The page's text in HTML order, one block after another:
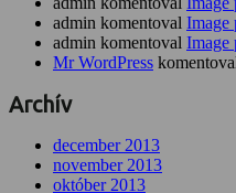
admin komentoval Image
admin komentoval Image
Mr WordPress
Archív
december 2013
november 2013
október 2013